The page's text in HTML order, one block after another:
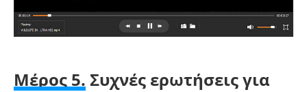
Μέρος 5. Συχνές ερωτήσεις για